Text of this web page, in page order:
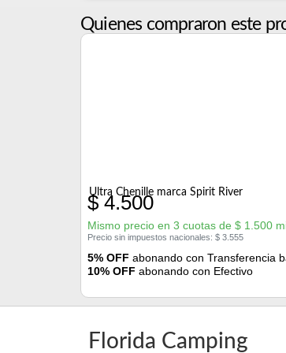
Quienes compraron este
Ultra Chenille marca Spirit River
$4.500
Mismo precio en 3 cuotas de $ 1.500
Precio sin impuestos nacionales: $ 3.555
5% OFF abonando con Transferencia
10% OFF abonando con Efectivo
Florida Camping